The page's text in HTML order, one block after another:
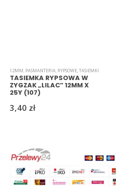
12MM, PASMANTERIA, RYPSOWE,TASIEMKI
TASIEMKA RYPSOWA W
ZYGZAK „LILAC” 12MM X
25Y (107)
3,40 zł